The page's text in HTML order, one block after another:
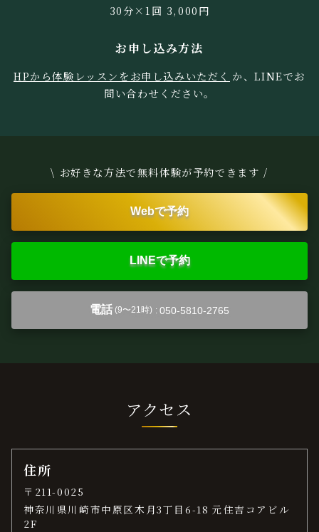
30分×1回 3,000円
お申し込み方法
HPから体験レッスンをお申し込みいただく か、LINEでお
問い合わせください。
\ お好きな方法で無料体験が予約できます /
Webで予約
LINEで予約
電話 (9〜21時) : 050-5810-2765
アクセス
住所
〒211-0025
神奈川県川崎市中原区木月3丁目6-18 元住吉コアビル
2F